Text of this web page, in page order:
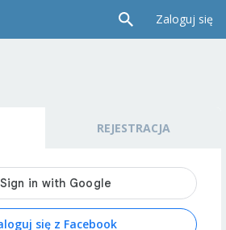
Zaloguj się
REJESTRACJA
się z Facebook